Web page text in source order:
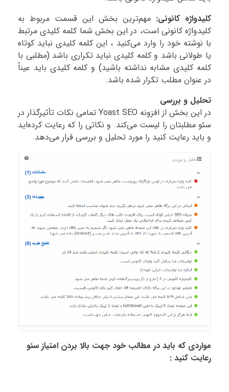
کلیدواژه کانونی: مهم‌ترین بخش این قسمت مربوط به
کلیدواژه کانونی است، در این بخش شما کلمه کلیدی مرتبط
با نوشته خود را وارد می‌کنید ، این کلمه کلیدی نباید کوتاه
یا طولانی باشد و کلمه کلیدی نباید تکراری باشد (مطلبی با
کلمه کلیدی مشابه نداشته باشید) و کلمه کلیدی باید عیناً
در عنوان مطلب تکرار شده باشد.
تحلیل و بررسی
در این بخش از افزونه Yoast SEO تمامی نکات تأثیرگذار در
سئو مطلبتان را لیست می‌کند. و نکاتی را که رعایت کرده‌اید
و باید رعایت کنید را مورد تحلیل و بررسی قرار می‌دهد.
مواردی که باید در مطالب خود جهت بالا بردن امتیاز سئو
رعایت کنید :